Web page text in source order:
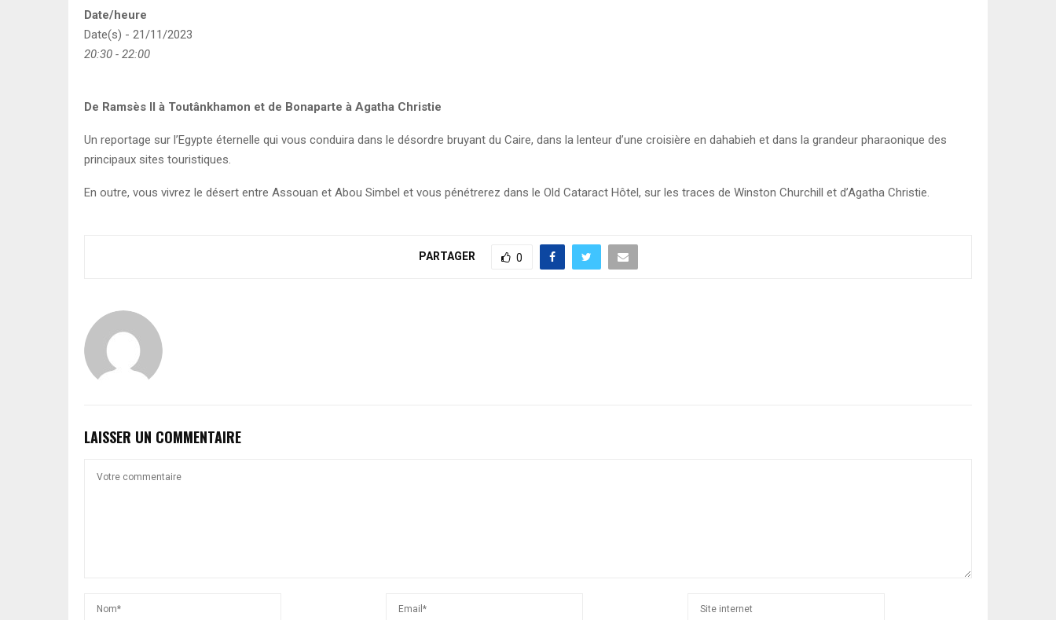
Date/heure
Date(s) - 21/11/2023
20:30 - 22:00
De Ramsès II à Toutânkhamon et de Bonaparte à Agatha Christie
Un reportage sur l’Egypte éternelle qui vous conduira dans le désordre bruyant du Caire, dans la lenteur d’une croisière en dahabieh et dans la grandeur pharaonique des
principaux sites touristiques.
En outre, vous vivrez le désert entre Assouan et Abou Simbel et vous pénétrerez dans le Old Cataract Hôtel, sur les traces de Winston Churchill et d’Agatha Christie.
PARTAGER 0
LAISSER UN COMMENTAIRE